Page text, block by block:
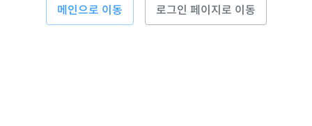
메인으로 이동 로그인 페이지로 이동